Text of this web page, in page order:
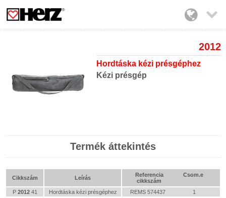

2012
Hordtáska kézi présgéphez
Kézi présgép
Termék áttekintés
Cikkszám Leírás
Referencia
cikkszám
Csom.e
P 201241 Hordtáska kézi présgéphez REMS 574437 1